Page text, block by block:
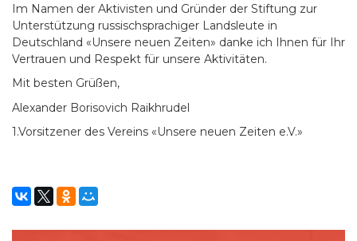
Im Namen der Aktivisten und Gründer der Stiftung zur
Unterstützung russischsprachiger Landsleute in
Deutschland «Unsere neuen Zeiten» danke ich Ihnen für Ihr
Vertrauen und Respekt für unsere Aktivitäten.
Mit besten Grüßen,
Alexander Borisovich Raikhrudel
1.Vorsitzener des Vereins «Unsere neuen Zeiten e.V.»